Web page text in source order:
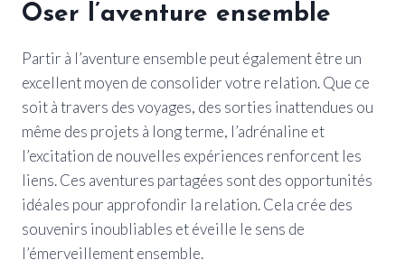
Oser l’aventure ensemble
Partir à l’aventure ensemble peut également être un
excellent moyen de consolider votre relation. Que ce
soit à travers des voyages, des sorties inattendues ou
même des projets à long terme, l’adrénaline et
l’excitation de nouvelles expériences renforcent les
liens. Ces aventures partagées sont des opportunités
idéales pour approfondir la relation. Cela crée des
souvenirs inoubliables et éveille le sens de
l’émerveillement ensemble.